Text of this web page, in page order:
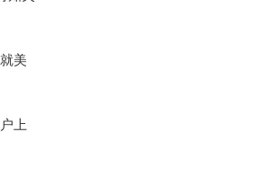
美
上